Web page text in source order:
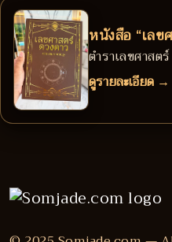
หนังสือ “เลข
ตำราเลขศาสต
ดูรายละเอียด →